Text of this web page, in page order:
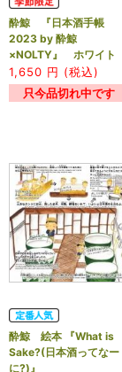
酔鯨 『日本酒手帳
2023 by 酔鯨
×NOLTY』 ホワイト
1,650 円 (税込)
只今品切れ中です
酔鯨 絵本 『What is
Sake?(日本酒ってなー
に?)』